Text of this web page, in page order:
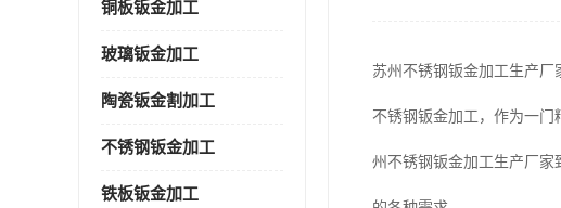
铜板钣金加工
玻璃钣金加工
陶瓷钣金割加工
不锈钢钣金加工
铁板钣金加工
苏州不锈钢钣金加工生产厂
不锈钢钣金加工，作为一
州不锈钢钣金加工生产厂家